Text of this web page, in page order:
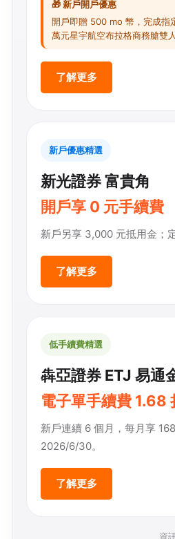
🎁 新戶開戶優惠
開戶即贈 500 mo 幣，完成指
萬元星宇航空布拉格商務艙雙
了解更多
新戶優惠精選
新光證券 富貴角
開戶享 0 元手續費
新戶另享 3,000 元抵用金；
了解更多
低手續費精選
犇亞證券 ETJ 易通
電子單手續費 1.68
新戶連續 6 個月，每月享
2026/6/30。
了解更多
資